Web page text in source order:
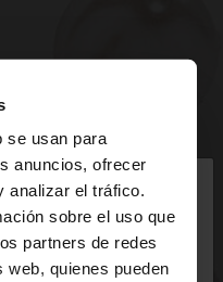
se usan para
anuncios, ofrecer
analizar el tráfico.
sobre el uso que
partners de redes
quienes pueden
Ecuador. ¿Quieres ir